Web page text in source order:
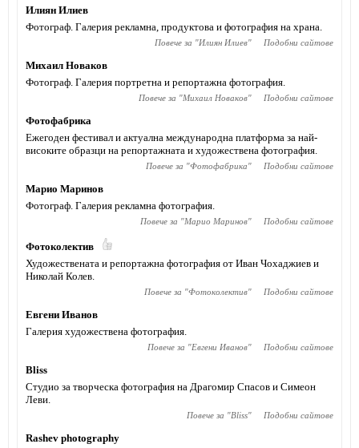
Илиян Илиев
Фотограф. Галерия рекламна, продуктова и фотография на храна.
Повече за "Илиян Илиев" Подобни сайтове
Михаил Новаков
Фотограф. Галерия портретна и репортажна фотография.
Повече за "Михаил Новаков" Подобни сайтове
Фотофабрика
Ежегоден фестивал и актуална международна платформа за най-
високите образци на репортажната и художествена фотография.
Повече за "Фотофабрика" Подобни сайтове
Марио Маринов
Фотограф. Галерия рекламна фотография.
Повече за "Марио Маринов" Подобни сайтове
Фотоколектив
Художествената и репортажна фотография от Иван Чохаджиев и
Николай Колев.
Повече за "Фотоколектив" Подобни сайтове
Евгени Иванов
Галерия художествена фотография.
Повече за "Евгени Иванов" Подобни сайтове
Bliss
Студио за творческа фотография на Драгомир Спасов и Симеон
Леви.
Повече за "Bliss" Подобни сайтове
Rashev photography